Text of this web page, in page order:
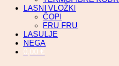
LASNI VLOŽKI
ČOPI
FRU FRU
LASULJE
NEGA
0,00 €